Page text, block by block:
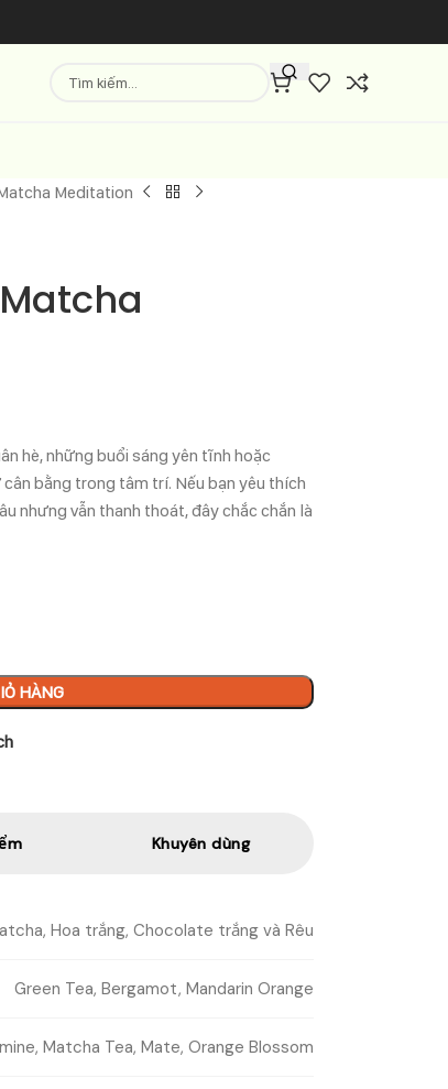
Meditation
hè, những buổi sáng yên tĩnh hoặc
bằng trong tâm trí. Nếu bạn yêu thích
nhưng vẫn thanh thoát, đây chắc chắn là
HÀNG
Khuyên dùng
Hoa trắng, Chocolate trắng và Rêu
Green Tea, Bergamot, Mandarin Orange
Matcha Tea, Mate, Orange Blossom